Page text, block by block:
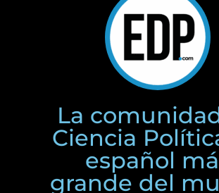
La
Ciencia
español
grande del